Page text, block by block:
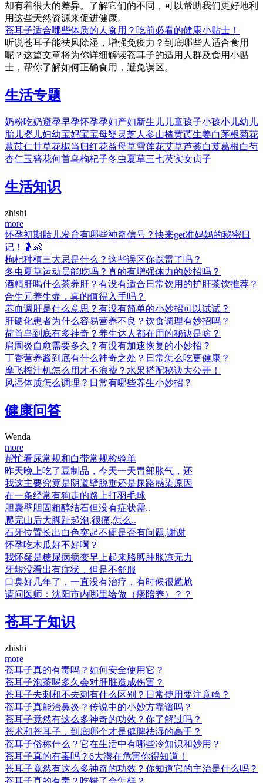
却有着很大的差异。了解它们的不同，可以帮助我们更好地利
用这些天然资源来促进健康。
苍耳子适合哪些体质的人食用？吃前必看的健康小贴士！
听说苍耳子能祛风除湿，增强免疫力？到底哪些人适合食用
呢？这篇文章将为你详细解读苍耳子的适用人群及食用小贴
士，帮你了解如何正确食用，避免误区。
生活专题
奶粉吃奶避孕早孕怀孕孕妇产妇新生儿 儿童孩子小孩小儿幼儿
胎儿婴儿妇幼宝妈宝宝母婴灵芝人参山楂黄芪生姜白茅根菊花
薏苡仁甘草花椒当归红花益母草雪莲花艾草芦荟白芨葛根白芍
杏仁玉簪花何首乌枸杞子冬虫夏草三七芡实女贞子
生活知识
zhishi
more
怀孕初期胎儿发育有哪些神奇信号？快来get准妈妈的秘密日
记！🤰👶
枸杞种植三大忌是什么？这些误区你踩雷了吗？
冬虫夏草运动员能吃吗？真的有增强体力的妙招吗？
酒精肝喝什么茶养肝？有没有适合日常饮用的护肝茶饮推荐？
合生元养生壶，真的值得入手吗？
养血调肝是什么意思？有没有简单的小妙招可以试试？
肝硬化患者为什么容易营养不良？饮食调理有妙招吗？
荷首乌到底有多神奇？养生达人都在用的秘诀是啥？
肩周炎自愈需要多久？有没有加速恢复的小妙招？
丁香营养酱到底有什么神奇之处？日常怎么吃更健康？
摩飞榨汁机怎么用才不浪费？水果搭配秘诀大公开！
风湿体质怎么调理？日常有哪些养生小妙招？
健康问答
Wenda
more
帮忙看尿常规和白带常规检验单
昨天晚上吃了豆制品，今天一天胃部胀气，还
我这主要究竟是阴道壁脱垂还是尿路感染原因
在一条经常有狗走的路上打羽毛球
胆囊壁胆固粗醇结石但没有症状需..
爬完山后大脚趾起泡,很痛,怎么..
石牙位置长出白色突起不硬是否有问题,谢谢
怀孕吃木瓜好不好啊？
我怀疑是糖尿病病变早上起来胳膊肿胀凉无力
牙龈没看出有症状，但是不舒服
口臭好几年了，一直没有治疗，有时候很尴尬
请问医师：沈阳市内哪里给做（痰陪养）？？
苍耳子知识
zhishi
more
苍耳子真的有毒吗？如何安全使用它？
苍耳子泡茶喝多久会对肝脏造成伤害？
苍耳子去刺和不去刺有什么区别？日常使用要注意啥？
苍耳子真能治鼻炎？传说中的小妙方靠谱吗？
苍耳子竟然有这么多神奇的功效？你了解过吗？
苍术和苍耳子，到底哪个才是健脾祛湿的高手？
苍耳子俗称什么？它在生活中有哪些冷知识和妙用？
苍耳子真的有毒吗？6大潜在危害你得知道！
苍耳子竟然有这么多神奇的功效？你知道它的主治是什么吗？
苍耳子真的有毒？吃错了会怎样？